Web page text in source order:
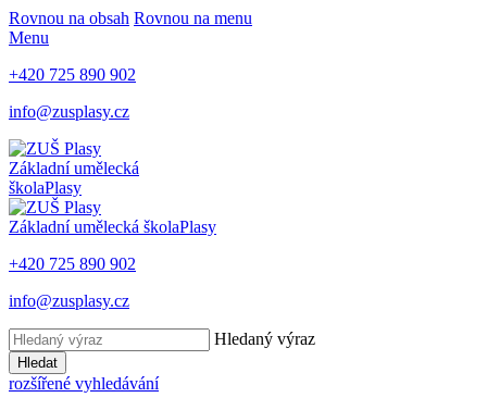
Rovnou na obsah Rovnou na menu
Menu
+420 725 890 902
info@zusplasy.cz
Základní umělecká
školaPlasy
Základní umělecká školaPlasy
+420 725 890 902
info@zusplasy.cz
Hledaný výraz
Hledat
rozšířené vyhledávání